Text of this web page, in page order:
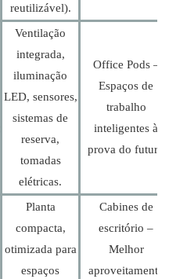
reutilizável).
Ventilação
integrada,
iluminação
LED, sensores,
sistemas de
reserva,
tomadas
elétricas.
Office Pods –
Espaços de
trabalho
inteligentes à
prova do futuro
Planta
compacta,
otimizada para
espaços
Cabines de
escritório –
Melhor
aproveitamento